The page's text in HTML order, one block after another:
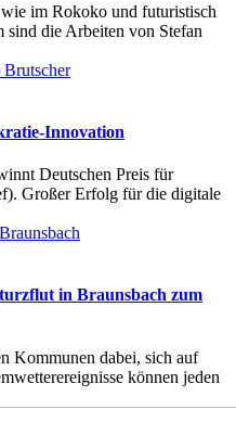
im Rokoko und futuristisch
sind die Arbeiten von Stefan
Innovation
Deutschen Preis für
Großer Erfolg für die digitale
in Braunsbach zum
Kommunen dabei, sich auf
können jeden